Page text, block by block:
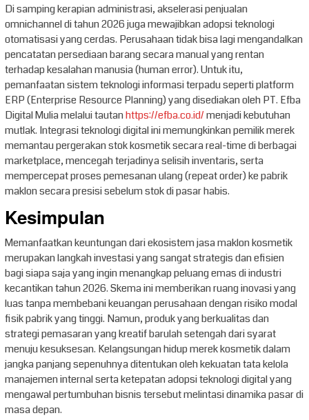
Di samping kerapian administrasi, akselerasi penjualan
omnichannel di tahun 2026 juga mewajibkan adopsi teknologi
otomatisasi yang cerdas. Perusahaan tidak bisa lagi mengandalkan
pencatatan persediaan barang secara manual yang rentan
terhadap kesalahan manusia (human error). Untuk itu,
pemanfaatan sistem teknologi informasi terpadu seperti platform
ERP (Enterprise Resource Planning) yang disediakan oleh PT. Efba
Digital Mulia melalui tautanhttps://efba.co.id/menjadi kebutuhan
mutlak. Integrasi teknologi digital ini memungkinkan pemilik merek
memantau pergerakan stok kosmetik secara real-time di berbagai
marketplace, mencegah terjadinya selisih inventaris, serta
mempercepat proses pemesanan ulang (repeat order) ke pabrik
maklon secara presisi sebelum stok di pasar habis.
Kesimpulan
Memanfaatkan keuntungan dari ekosistem jasa maklon kosmetik
merupakan langkah investasi yang sangat strategis dan efisien
bagi siapa saja yang ingin menangkap peluang emas di industri
kecantikan tahun 2026. Skema ini memberikan ruang inovasi yang
luas tanpa membebani keuangan perusahaan dengan risiko modal
fisik pabrik yang tinggi. Namun, produk yang berkualitas dan
strategi pemasaran yang kreatif barulah setengah dari syarat
menuju kesuksesan. Kelangsungan hidup merek kosmetik dalam
jangka panjang sepenuhnya ditentukan oleh kekuatan tata kelola
manajemen internal serta ketepatan adopsi teknologi digital yang
mengawal pertumbuhan bisnis tersebut melintasi dinamika pasar di
masa depan.